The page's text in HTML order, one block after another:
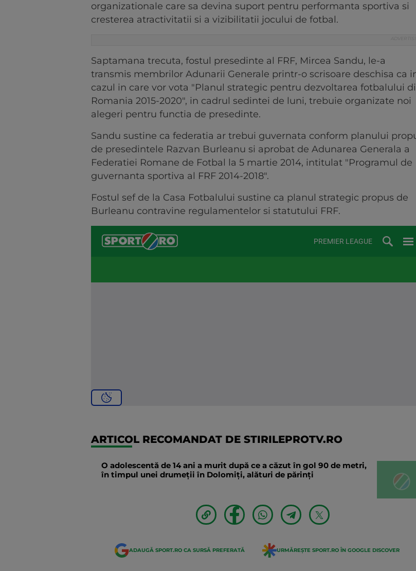
organizationale care sa devina suport pentru performanta sportiva si
cresterea atractivitatii si a vizibilitatii jocului de fotbal.
Saptamana trecuta, fostul presedinte al FRF, Mircea Sandu, le-a
transmis membrilor Adunarii Generale printr-o scrisoare deschisa ca
cazul in care vor vota "Planul strategic pentru dezvoltarea fotbalului
Romania 2015-2020", in cadrul sedintei de luni, trebuie organizate noi
alegeri pentru functia de presedinte.
Sandu sustine ca federatia ar trebui guvernata conform planului
de presedintele Razvan Burleanu si aprobat de Adunarea Generala a
Federatiei Romane de Fotbal la 5 martie 2014, intitulat "Programul de
guvernanta sportiva al FRF 2014-2018".
Fostul sef de la Casa Fotbalului sustine ca planul strategic propus de
Burleanu contravine regulamentelor si statutului FRF.
ARTICOL RECOMANDAT DE STIRILEPROTV.RO
O adolescentă de 14 ani a murit după ce a căzut în gol 90 de metri,
în timpul unei drumeții în Dolomiți, alături de părinți
ADAUGĂ SPORT.RO CA SURSĂ PREFERATĂ URMĂREȘTE SPORT.RO ÎN GOOGLE DISCOVER